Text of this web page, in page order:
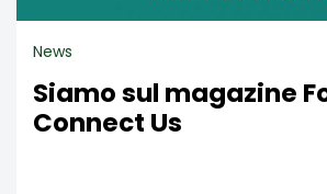
News
Siamo sul magazine
Connect Us